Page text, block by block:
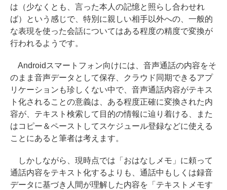
は（少なくとも、言った本人の記憶と照らし合わせれ
ば）という感じで、特別に親しい相手以外への、一般的
な表現を使った会話についてはある程度の精度で変換が
行われるようです。
Androidスマートフォン向けには、音声通話の内容をそ
のまま音声データとして保存、クラウド同期できるアプ
リケーションも珍しくない中で、音声通話内容がテキス
ト化されることの意義は、ある程度正確に変換された内
容が、テキスト検索して目的の情報に辿り着ける、また
はコピー＆ペーストしてスケジュール登録などに使える
ことにあると筆者は考えます。
しかしながら、現時点では「おはなしメモ」に頼って
通話内容をテキスト化するよりも、通話中もしくは録音
データに基づき人間が理解した内容を「テキストメモす